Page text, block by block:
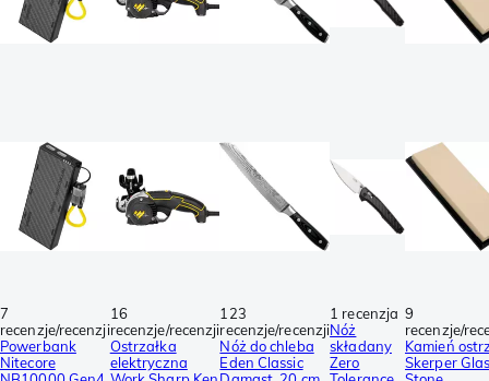
7
recenzje/recenzji
Powerbank
Nitecore
16
recenzje/recenzji
Ostrzałka
elektryczna
123
recenzje/recenzji
Nóż do chleba
Eden Classic
1 recenzja
Nóż
składany
Zero
9
recenzje/
Kamień
Skerper